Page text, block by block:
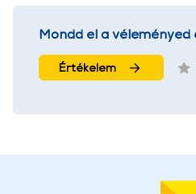
Mondd el a véleményed
Értékelem